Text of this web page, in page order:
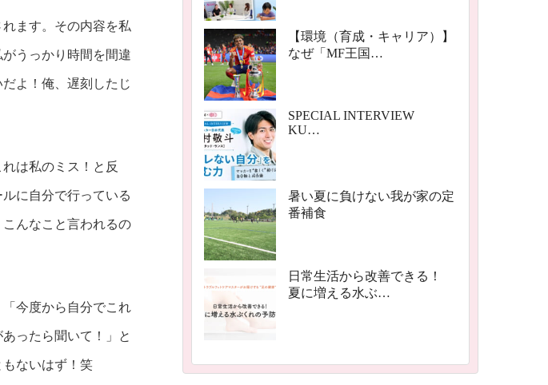
ます。その内容を私
うっかり時間を間違
よ！俺、遅刻したじ
は私のミス！と反
に自分で行っている
んなこと言われるの
今度から自分でこれ
ったら聞いて！」と
ないはず！笑
【環境（育成・キャリア）】
なぜ「MF王国…
SPECIAL INTERVIEW
KU…
暑い夏に負けない我が家の定
番補食
日常生活から改善できる！
夏に増える水ぶ…